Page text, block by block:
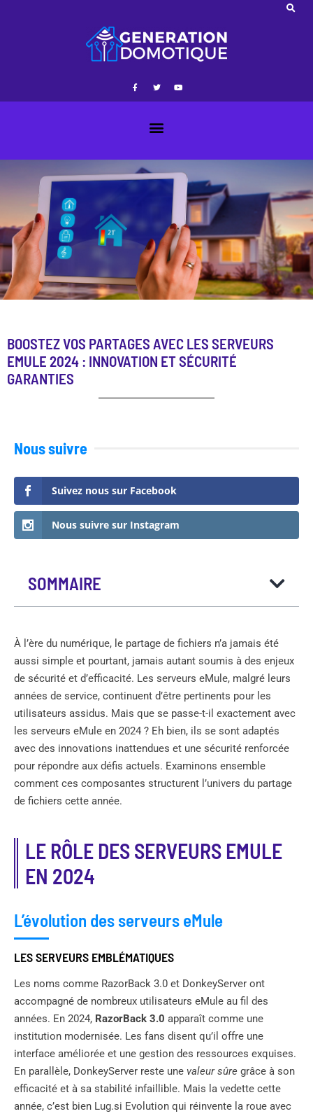
BOOSTEZ VOS PARTAGES AVEC LES SERVEURS
EMULE 2024 : INNOVATION ET SÉCURITÉ
GARANTIES
Nous suivre
Suivez nous sur Facebook
Nous suivre sur Instagram
SOMMAIRE
À l’ère du numérique, le partage de fichiers n’a jamais été
aussi simple et pourtant, jamais autant soumis à des enjeux
de sécurité et d’efficacité. Les serveurs eMule, malgré leurs
années de service, continuent d’être pertinents pour les
utilisateurs assidus. Mais que se passe-t-il exactement avec
les serveurs eMule en 2024 ? Eh bien, ils se sont adaptés
avec des innovations inattendues et une sécurité renforcée
pour répondre aux défis actuels. Examinons ensemble
comment ces composantes structurent l’univers du partage
de fichiers cette année.
LE RÔLE DES SERVEURS EMULE
EN 2024
L’évolution des serveurs eMule
LES SERVEURS EMBLÉMATIQUES
Les noms comme RazorBack 3.0 et DonkeyServer ont
accompagné de nombreux utilisateurs eMule au fil des
années. En 2024, RazorBack 3.0 apparaît comme une
institution modernisée. Les fans disent qu’il offre une
interface améliorée et une gestion des ressources exquises.
En parallèle, DonkeyServer reste une valeur sûre grâce à son
efficacité et à sa stabilité infaillible. Mais la vedette cette
année, c’est bien Lug.si Evolution qui réinvente la roue avec